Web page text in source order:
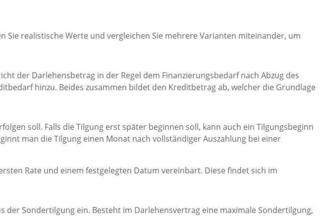
realistische Werte und vergleichen Sie mehrere Varianten miteinander, um
der Darlehensbetrag in der Regel dem Finanzierungs­bedarf nach Abzug des
hinzu. Beides zusammen bildet den Kreditbetrag ab, welcher die Grundlage
soll. Falls die Tilgung erst später beginnen soll, kann auch ein Tilgungsbeginn
man die Tilgung einen Monat nach vollständiger Auszahlung bei einer
Rate und einem festgelegten Datum vereinbart. Diese findet sich im
der Sondertilgung ein. Besteht im Darlehensvertrag eine maximale Sondertilgung,